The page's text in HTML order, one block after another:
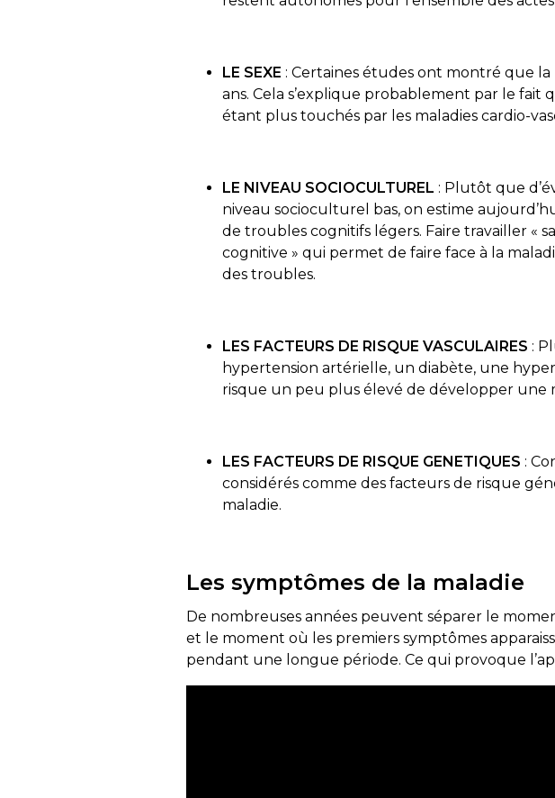
LE SEXE : Certaines études ont montré que
ans. Cela s’explique probablement par le fait
étant plus touchés par les maladies cardio-
LE NIVEAU SOCIOCULTUREL : Plutôt que
niveau socioculturel bas, on estime
de troubles cognitifs légers. Faire travailler «
cognitive » qui permet de faire face à la
des troubles.
LES FACTEURS DE RISQUE VASCULAIRES :
hypertension artérielle, un diabète, une
risque un peu plus élevé de développer une
LES FACTEURS DE RISQUE GENETIQUES :
considérés comme des facteurs de risque
maladie.
Les symptômes de la maladie
De nombreuses années peuvent séparer le
et le moment où les premiers symptômes
pendant une longue période. Ce qui provoque